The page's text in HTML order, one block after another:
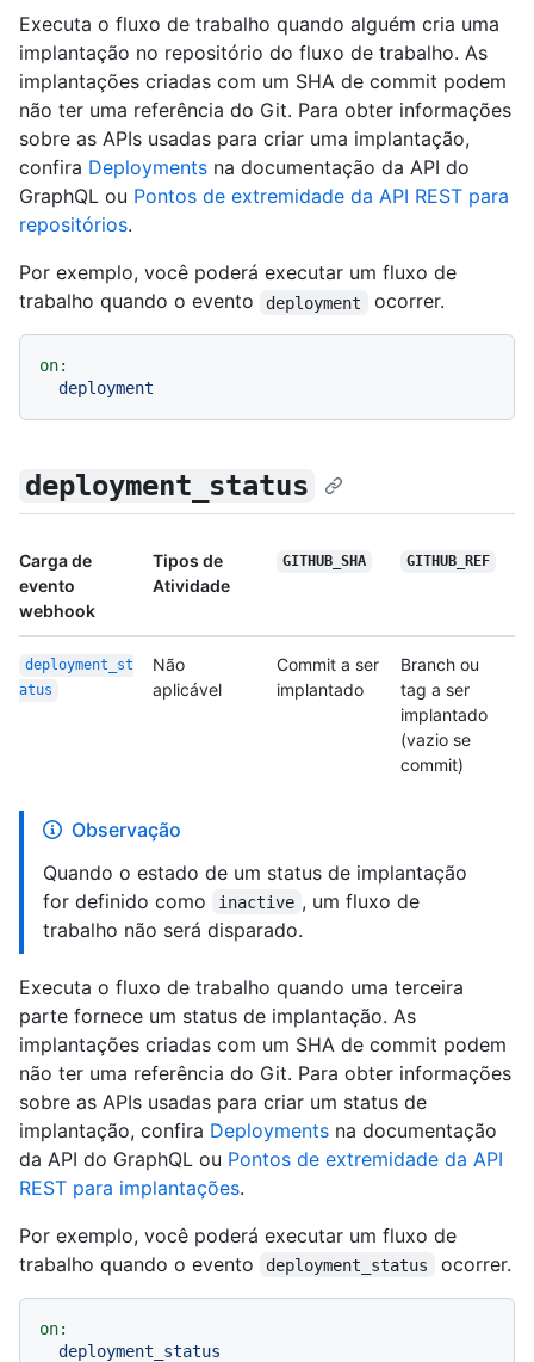
Executa o fluxo de trabalho quando alguém cria uma
implantação no repositório do fluxo de trabalho. As
implantações criadas com um SHA de commit podem
não ter uma referência do Git. Para obter informações
sobre as APIs usadas para criar uma implantação,
confira Deployments na documentação da API do
GraphQL ou Pontos de extremidade da API REST para
repositórios.
Por exemplo, você poderá executar um fluxo de
trabalho quando o evento
deployment ocorrer.
on:
deployment
deployment_status
Carga de
evento
webhook
Tipos de
Atividade
GITHUB_SHA GITHUB_REF
deployment_st
atus
Não
aplicável
Commit a ser
implantado
Branch ou
tag a ser
implantado
(vazio se
commit)
Observação
Quando o estado de um status de implantação
for definido como
inactive , um fluxo de
trabalho não será disparado.
Executa o fluxo de trabalho quando uma terceira
parte fornece um status de implantação. As
implantações criadas com um SHA de commit podem
não ter uma referência do Git. Para obter informações
sobre as APIs usadas para criar um status de
implantação, confira Deployments na documentação
da API do GraphQL ou Pontos de extremidade da API
REST para implantações.
Por exemplo, você poderá executar um fluxo de
trabalho quando o evento
deployment_status ocorrer.
on:
deployment_status